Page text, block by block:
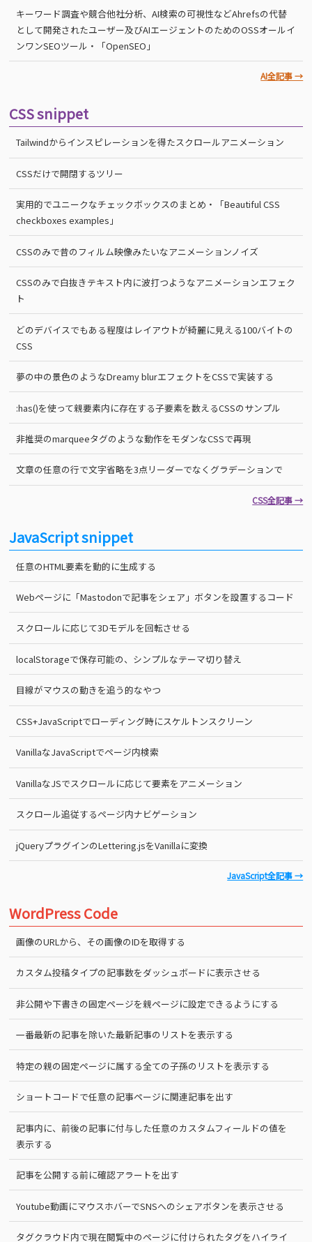
キーワード調査や競合他社分析、AI検索の可視性などAhrefsの代替
として開発されたユーザー及びAIエージェントのためのOSSオールイ
ンワンSEOツール・「OpenSEO」
AI全記事 →
CSS snippet
Tailwindからインスピレーションを得たスクロールアニメーション
CSSだけで開閉するツリー
実用的でユニークなチェックボックスのまとめ・「Beautiful CSS
checkboxes examples」
CSSのみで昔のフィルム映像みたいなアニメーションノイズ
CSSのみで白抜きテキスト内に波打つようなアニメーションエフェク
ト
どのデバイスでもある程度はレイアウトが綺麗に見える100バイトの
CSS
夢の中の景色のようなDreamy blurエフェクトをCSSで実装する
:has()を使って親要素内に存在する子要素を数えるCSSのサンプル
非推奨のmarqueeタグのような動作をモダンなCSSで再現
文章の任意の行で文字省略を3点リーダーでなくグラデーションで
CSS全記事 →
JavaScript snippet
任意のHTML要素を動的に生成する
Webページに「Mastodonで記事をシェア」ボタンを設置するコード
スクロールに応じて3Dモデルを回転させる
localStorageで保存可能の、シンプルなテーマ切り替え
目線がマウスの動きを追う的なやつ
CSS+JavaScriptでローディング時にスケルトンスクリーン
VanillaなJavaScriptでページ内検索
VanillaなJSでスクロールに応じて要素をアニメーション
スクロール追従するページ内ナビゲーション
jQueryプラグインのLettering.jsをVanillaに変換
JavaScript全記事 →
WordPress Code
画像のURLから、その画像のIDを取得する
カスタム投稿タイプの記事数をダッシュボードに表示させる
非公開や下書きの固定ページを親ページに設定できるようにする
一番最新の記事を除いた最新記事のリストを表示する
特定の親の固定ページに属する全ての子孫のリストを表示する
ショートコードで任意の記事ページに関連記事を出す
記事内に、前後の記事に付与した任意のカスタムフィールドの値を
表示する
記事を公開する前に確認アラートを出す
Youtube動画にマウスホバーでSNSへのシェアボタンを表示させる
タグクラウド内で現在閲覧中のページに付けられたタグをハイライ